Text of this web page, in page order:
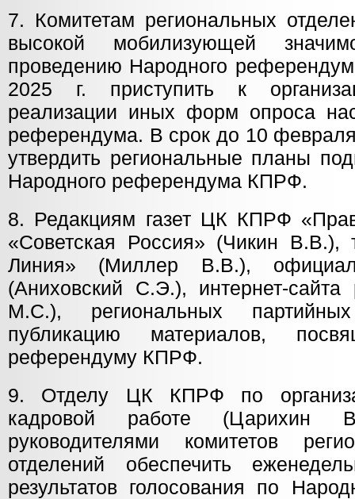
7. Комитетам региональных
высокой мобилизующей
проведению Народного
2025 г. приступить к
реализации иных форм опроса
референдума. В срок до 10 февраля
утвердить региональные планы
Народного референдума КПРФ.
8. Редакциям газет ЦК КПРФ
«Советская Россия» (Чикин В.В.),
Линия» (Миллер В.В.),
(Аниховский С.Э.), интернет-
М.С.), региональных
публикацию материалов,
референдуму КПРФ.
9. Отделу ЦК КПРФ по
кадровой работе (Царихин
руководителями комитетов
отделений обеспечить
результатов голосования по